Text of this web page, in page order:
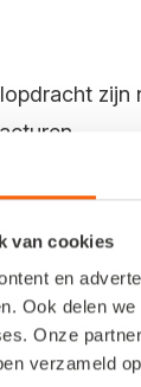
van cookies
en
Ook delen
Onze
verzameld